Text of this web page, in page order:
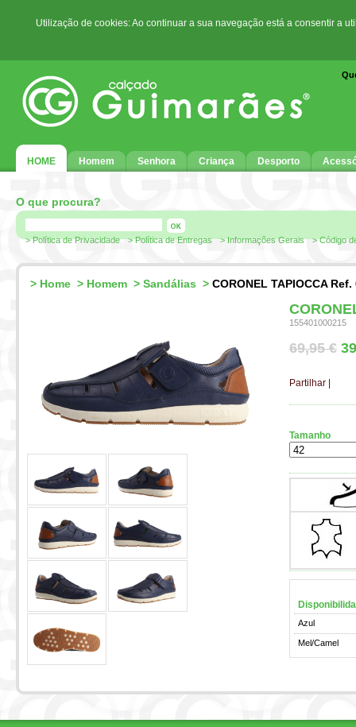
Utilização de cookies: Ao continuar a sua navegação está a consentir a
HOME Homem Senhora Criança Desporto
O que procura?
> Política de Privacidade > Política de Entregas > Informações Gerais > Código
> Home > Homem > Sandálias > CORONEL TAPIOCCA Ref.
155401000215
69,95 €
Partilhar
Tamanho
Azul
Mel/Camel